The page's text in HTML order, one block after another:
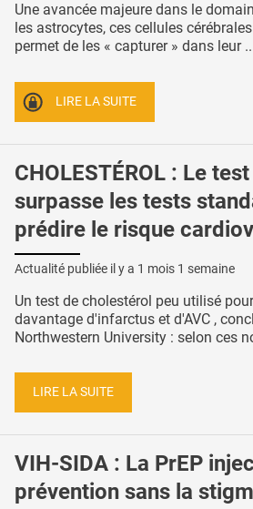
Une avancée majeure dans le
les astrocytes, ces cellules
permet de les « capturer » dans leur
LIRE LA SUITE
CHOLESTÉROL : Le
surpasse les tests
prédire le risque
Actualité publiée il y a 1 mois 1 semaine
Un test de cholestérol peu utilisé
davantage d'infarctus et d'AVC ,
Northwestern University : selon ces
LIRE LA SUITE
VIH-SIDA : La PrEP
prévention sans la